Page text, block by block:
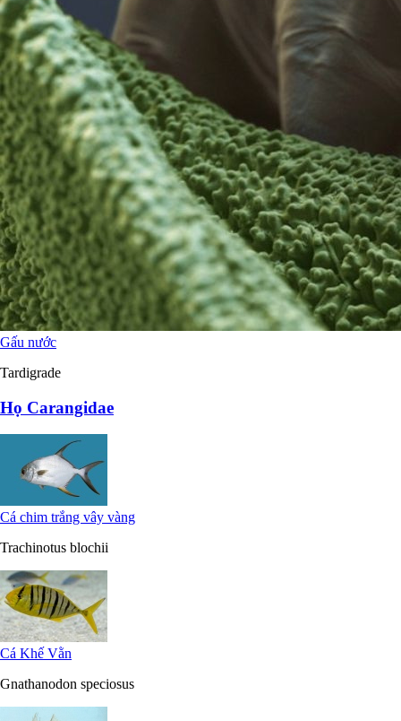
Gấu nước
Tardigrade
Họ Carangidae
Cá chim trắng vây vàng
Trachinotus blochii
Cá Khế Vằn
Gnathanodon speciosus